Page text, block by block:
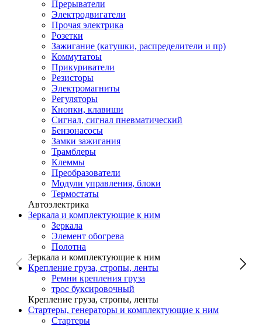
Прерыватели
Электродвигатели
Прочая электрика
Розетки
Зажигание (катушки, распределители и пр)
Коммутатоы
Прикуриватели
Резисторы
Электромагниты
Регуляторы
Кнопки, клавиши
Сигнал, сигнал пневматический
Бензонасосы
Замки зажигания
Трамблеры
Клеммы
Преобразователи
Модули управления, блоки
Термостаты
Автоэлектрика
Зеркала и комплектующие к ним
Зеркала
Элемент обогрева
Полотна
Зеркала и комплектующие к ним
Крепление груза, стропы, ленты
Ремни крепления груза
трос буксировочный
Крепление груза, стропы, ленты
Стартеры, генераторы и комплектующие к ним
Стартеры